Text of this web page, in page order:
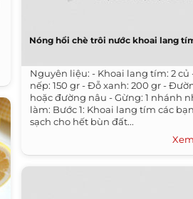
Nóng hổi chè trôi nước khoai lang
Nguyên liệu: - Khoai lang tím: 2 củ
nếp: 150 gr - Đỗ xanh: 200 gr -
hoặc đường nâu - Gừng: 1 nhánh
làm: Bước 1: Khoai lang tím các
sạch cho hết bùn đất...